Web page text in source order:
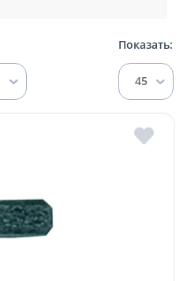
Показать:
45